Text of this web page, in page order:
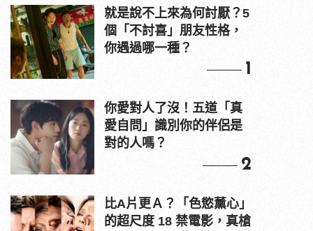
就是說不上來為何討厭？5
個「不討喜」朋友性格，
你遇過哪一種？
1
你愛對人了沒！五道「真
愛自問」識別你的伴侶是
對的人嗎？
2
比A片更Ａ？「色慾薰心」
的超尺度 18 禁電影，真槍